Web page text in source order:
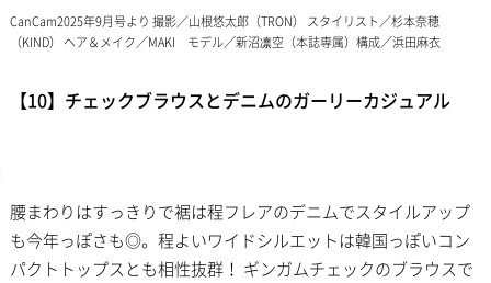
CanCam2025年9月号より 撮影／山根悠太郎（TRON） スタイリスト／杉本奈穂
（KIND） ヘア＆メイク／MAKI モデル／新沼凛空（本誌専属）構成／浜田麻衣
【10】チェックブラウスとデニムのガーリーカジュアル
腰まわりはすっきりで裾は程フレアのデニムでスタイルアップ
も今年っぽさも◎。程よいワイドシルエットは韓国っぽいコン
パクトトップスとも相性抜群！ ギンガムチェックのブラウスで